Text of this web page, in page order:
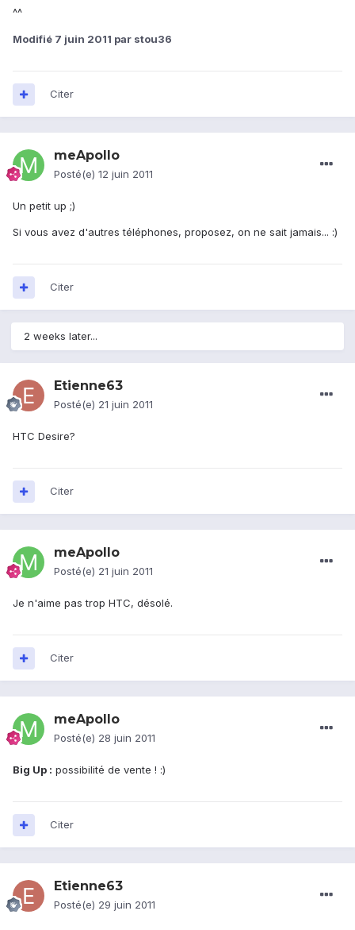
^^
Modifié 7 juin 2011 par stou36
Citer
meApollo
Posté(e) 12 juin 2011
Un petit up ;)
Si vous avez d'autres téléphones, proposez, on ne sait jamais... :)
Citer
2 weeks later...
Etienne63
Posté(e) 21 juin 2011
HTC Desire?
Citer
meApollo
Posté(e) 21 juin 2011
Je n'aime pas trop HTC, désolé.
Citer
meApollo
Posté(e) 28 juin 2011
Big Up : possibilité de vente ! :)
Citer
Etienne63
Posté(e) 29 juin 2011